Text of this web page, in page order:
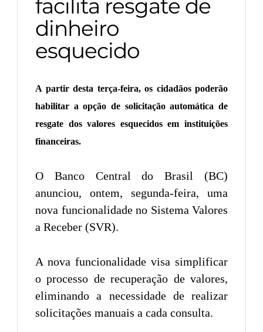
facilita resgate de
dinheiro
esquecido
A partir desta terça-feira, os cidadãos poderão
habilitar a opção de solicitação automática de
resgate dos valores esquecidos em instituições
financeiras.
O Banco Central do Brasil (BC)
anunciou, ontem, segunda-feira, uma
nova funcionalidade no Sistema Valores
a Receber (SVR).
A nova funcionalidade visa simplificar
o processo de recuperação de valores,
eliminando a necessidade de realizar
solicitações manuais a cada consulta.